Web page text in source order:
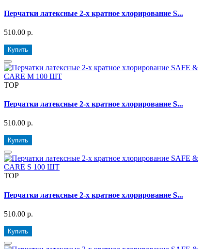
Перчатки латексные 2-х кратное хлорирование S...
510.00 р.
Купить
TOP
Перчатки латексные 2-х кратное хлорирование S...
510.00 р.
Купить
TOP
Перчатки латексные 2-х кратное хлорирование S...
510.00 р.
Купить